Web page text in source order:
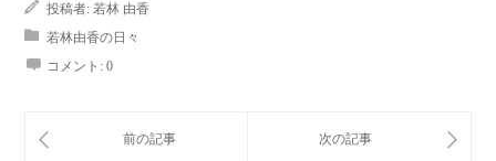
投稿者: 若林 由香
若林由香の日々
コメント: 0